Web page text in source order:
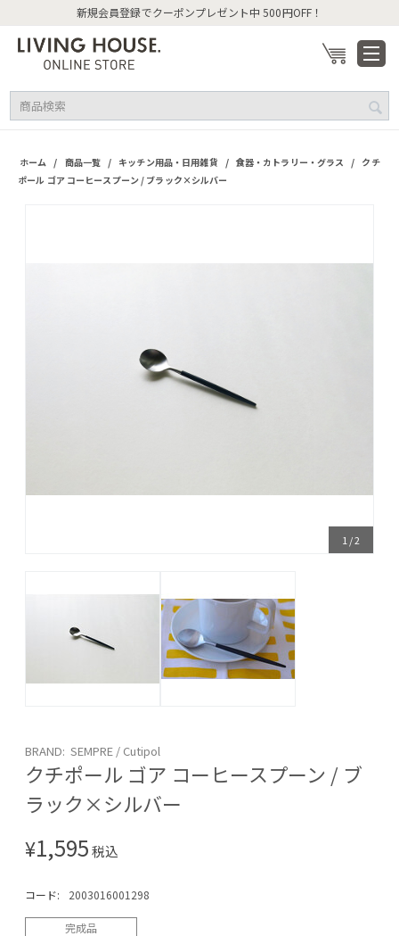
新規会員登録でクーポンプレゼント中 500円OFF！
ホーム / 商品一覧 / キッチン用品・日用雑貨 / 食器・カトラリー・グラス / クチ
ポール ゴア コーヒースプーン / ブラック×シルバー
1 /2
BRAND: SEMPRE / Cutipol
クチポール ゴア コーヒースプーン / ブ
ラック×シルバー
¥1,595税込
コード: 2003016001298
完成品